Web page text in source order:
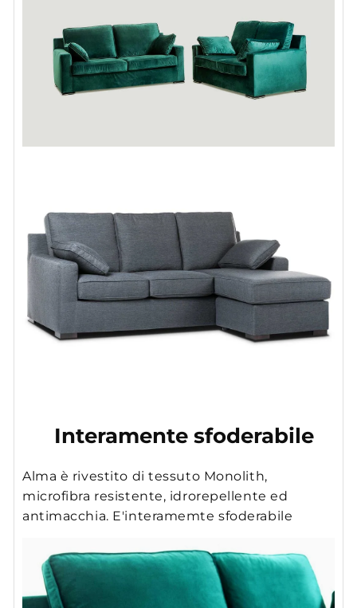
Interamente sfoderabile
Alma è rivestito di tessuto Monolith,
microfibra resistente, idrorepellente ed
antimacchia. E'interamemte sfoderabile